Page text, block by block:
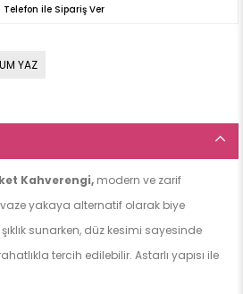
Telefon ile Sipariş Ver
YAZ
Kahverengi, modern ve zarif
yakaya alternatif olarak biye
sunarken, düz kesimi sayesinde
tercih edilebilir. Astarlı yapısı ile